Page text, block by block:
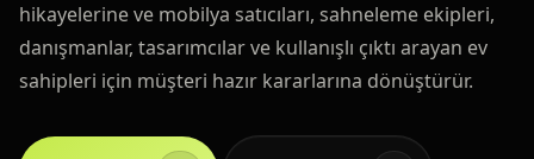
hikayelerine ve mobilya satıcıları, sahneleme ekipleri,
danışmanlar, tasarımcılar ve kullanışlı çıktı arayan ev
sahipleri için müşteri hazır kararlarına dönüştürür.